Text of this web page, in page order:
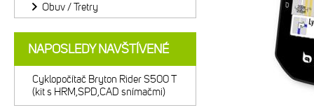
Obuv / Tretry
NAPOSLEDY NAVŠTÍVENÉ
Cyklopočítač Bryton Rider S500 T
(kit s HRM,SPD,CAD snímačmi)